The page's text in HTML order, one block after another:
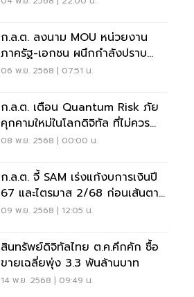
ก.ล.ต. ลงนาม MOU หน่วยงาน
ภาครัฐ-เอกชน ผนึกกำลังปราบ
อาชญากรรมไซเบอร์
06 พ.ย. 2568 | 07:51 น.
ก.ล.ต. เตือน Quantum Risk ภัย
คุกคามใหม่ในโลกดิจิทัล ที่ไม่ควร
มองข้าม
08 พ.ย. 2568 | 00:00 น.
ก.ล.ต. จี้ SAM เร่งแก้งบการเงินปี
67 และไตรมาส 2/68 ก่อนเส้นตาย
8 ธ.ค. นี้
09 พ.ย. 2568 | 12:05 น.
สินทรัพย์ดิจิทัลไทย ต.ค.คึกคัก ซื้อ
ขายเฉลี่ยพุ่ง 3.3 พันล้านบาท
14 พ.ย. 2568 | 09:49 น.